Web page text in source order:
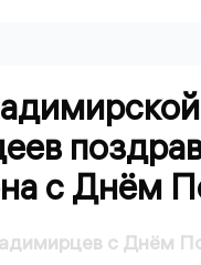
с Днём
с Днём